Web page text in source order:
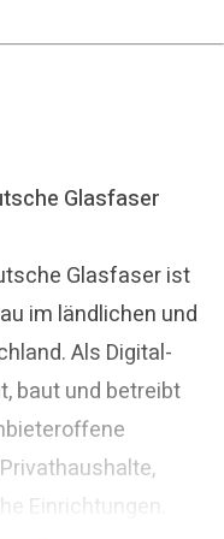
Glasfaser
Glasfaser ist
im ländlichen und
Als Digital-
baut und betreibt
Einrichtungen.